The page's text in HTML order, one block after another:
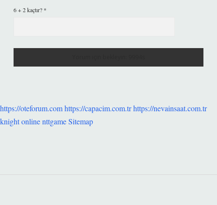
6 + 2 kaçtır? *
https://oteforum.comhttps://capacim.com.trhttps://nevainsaat.com.tr
knight onlinenttgameSitemap